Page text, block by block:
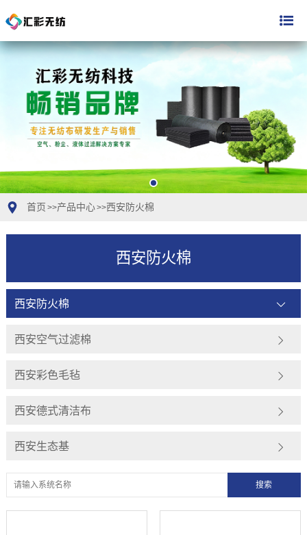
首页 >>产品中心>>西安防火棉
西安防火棉
西安防火棉
西安空气过滤棉
西安彩色毛毡
西安德式清洁布
西安生态基